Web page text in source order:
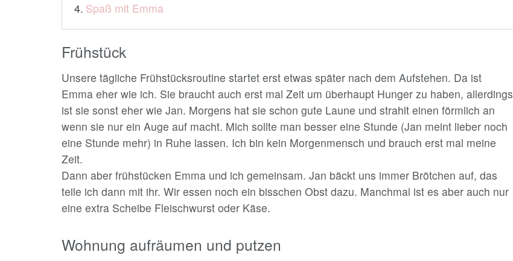
Spaß mit Emma
Frühstück
Unsere tägliche Frühstücksroutine startet erst etwas später nach dem Aufstehen. Da ist
Emma eher wie ich. Sie braucht auch erst mal Zeit um überhaupt Hunger zu haben, allerdings
ist sie sonst eher wie Jan. Morgens hat sie schon gute Laune und strahlt einen förmlich an
wenn sie nur ein Auge auf macht. Mich sollte man besser eine Stunde (Jan meint lieber noch
eine Stunde mehr) in Ruhe lassen. Ich bin kein Morgenmensch und brauch erst mal meine
Zeit.
Dann aber frühstücken Emma und ich gemeinsam. Jan bäckt uns immer Brötchen auf, das
teile ich dann mit ihr. Wir essen noch ein bisschen Obst dazu. Manchmal ist es aber auch nur
eine extra Scheibe Fleischwurst oder Käse.
Wohnung aufräumen und putzen